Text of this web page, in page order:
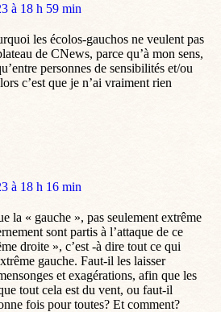
à 18 h 59 min
les écolos-gauchos ne veulent pas
de CNews, parce qu’à mon sens,
personnes de sensibilités et/ou
c’est que je n’ai vraiment rien
à 18 h 16 min
la « gauche », pas seulement extrême
sont partis à l’attaque de ce
droite », c’est -à dire tout ce qui
gauche. Faut-il les laisser
et exagérations, afin que les
tout cela est du vent, ou faut-il
fois pour toutes? Et comment?